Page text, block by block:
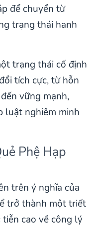
để chuyển từ
trạng thái hanh
trạng thái cố định
tích cực, từ hỗn
vững mạnh,
luật nghiêm minh
Phệ Hạp
trên ý nghĩa của
trở thành một triết
cao về công lý